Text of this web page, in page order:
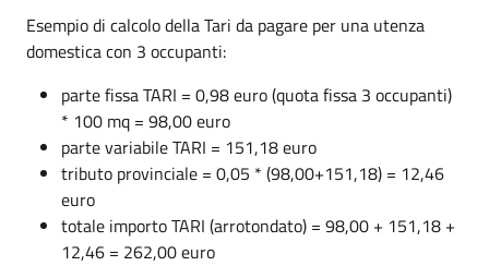
Esempio di calcolo della Tari da pagare per una utenza
domestica con 3 occupanti:
parte fissa TARI = 0,98 euro (quota fissa 3 occupanti)
* 100 mq = 98,00 euro
parte variabile TARI = 151,18 euro
tributo provinciale = 0,05 * (98,00+151,18) = 12,46
euro
totale importo TARI (arrotondato) = 98,00 + 151,18 +
12,46 = 262,00 euro